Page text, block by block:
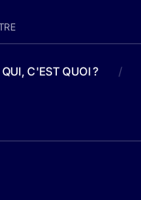
C'EST QUOI ? /